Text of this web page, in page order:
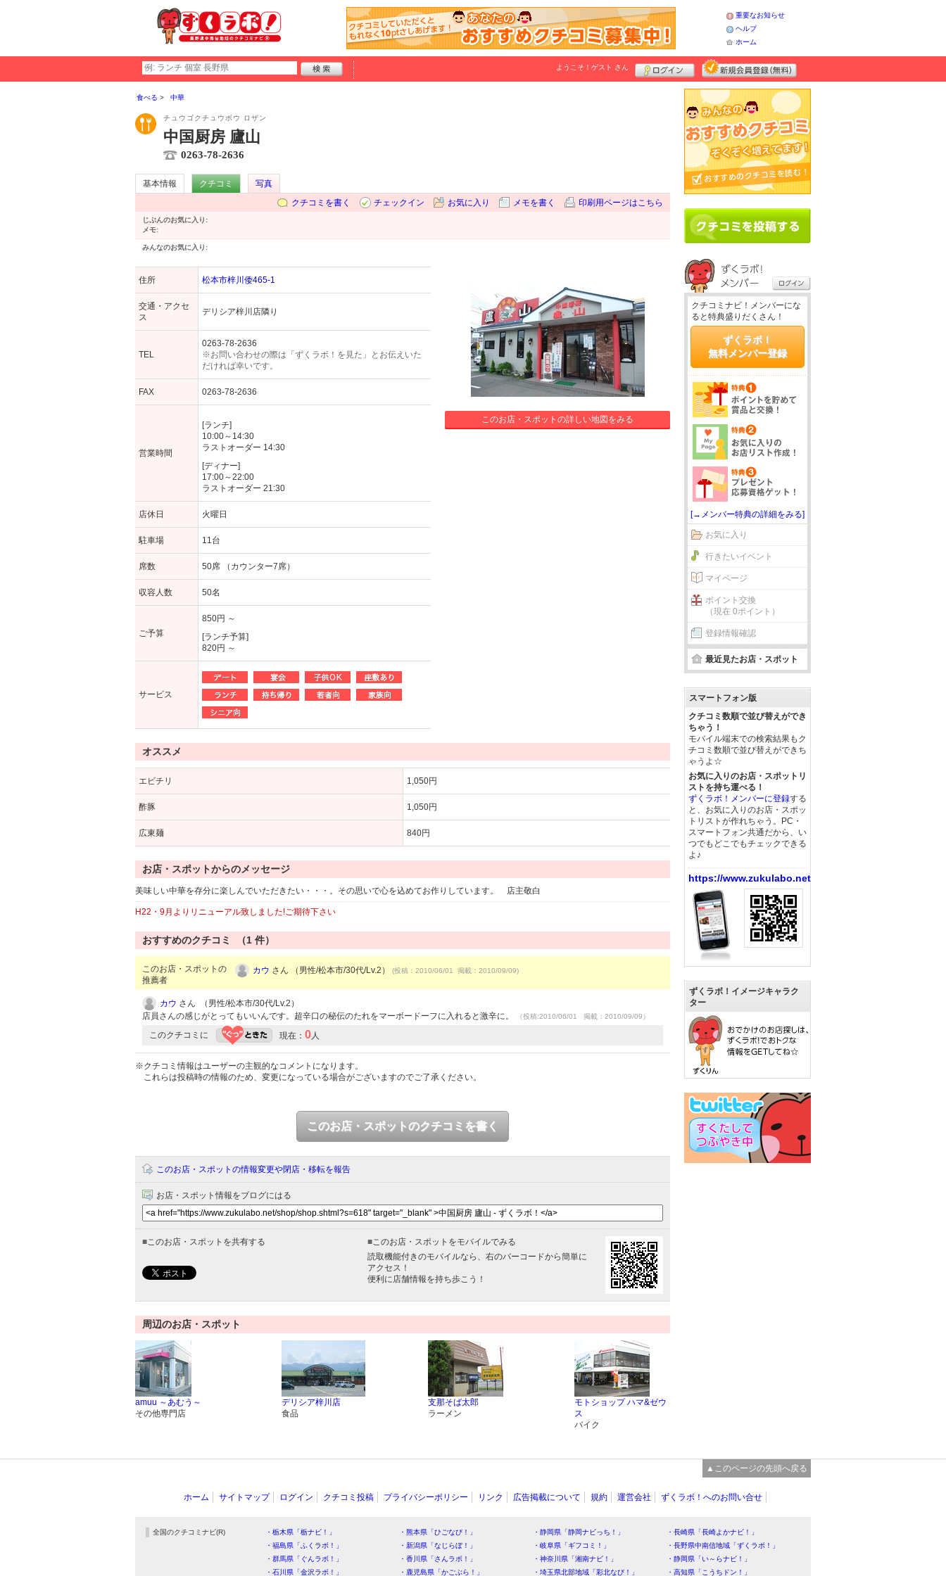
重要なお知らせ
ヘルプ
ホーム
ようこそ！ ゲスト さん
食べる 中華
チュウゴクチュウボウ ロザン
中国厨房 廬山
0263-78-2636
基本情報 クチコミ
写真
クチコミを書く
チェックイン お気に入り メモを書く 印刷用ページはこちら
じぶんのお気に入り:
メモ:
みんなのお気に入り:
住所 松本市梓川倭465-1
交通・アクセ
ス
デリシア梓川店隣り
TEL
0263-78-2636
※お問い合わせの際は「ずくラボ！を見た」とお伝えいた
だければ幸いです。
FAX 0263-78-2636
営業時間
[ランチ]
10:00～14:30
ラストオーダー 14:30
[ディナー]
17:00～22:00
ラストオーダー 21:30
店休日 火曜日
駐車場 11台
席数 50席 （カウンター7席）
収容人数 50名
ご予算
850円 ～
[ランチ予算]
820円 ～
サービス
このお店・スポットの詳しい地図をみる
オススメ
エビチリ 1,050円
酢豚 1,050円
広東麺 840円
お店・スポットからのメッセージ
美味しい中華を存分に楽しんでいただきたい・・・。その思いで心を込めてお作りしています。 店主敬白
H22・9月よりリニューアル致しました!ご期待下さい
おすすめのクチコミ （1 件）
このお店・スポットの
推薦者
カウ さん （男性/松本市/30代/Lv.2） (投稿：2010/06/01 掲載：2010/09/09)
カウ さん （男性/松本市/30代/Lv.2）
店員さんの感じがとってもいいんです。超辛口の秘伝のたれをマーボードーフに入れると激辛に。
（投稿:2010/06/01 掲載：2010/09/09）
このクチコミに 現在： 0人
※クチコミ情報はユーザーの主観的なコメントになります。
これらは投稿時の情報のため、変更になっている場合がございますのでご了承ください。
このお店・スポットのクチコミを書く
このお店・スポットの情報変更や閉店・移転を報告
お店・スポット情報をブログにはる
■このお店・スポットを共有する ■このお店・スポットをモバイルでみる
読取機能付きのモバイルなら、右のバーコードから簡単に
アクセス！
便利に店舗情報を持ち歩こう！
周辺のお店・スポット
amuu ～あむう～
その他専門店
デリシア梓川店
食品
支那そば太郎
ラーメン
モトショップ ハマ&ゼウ
ス
バイク
クチコミナビ！メンバーにな
ると特典盛りだくさん！
ずくラボ！
無料メンバー登録
[→メンバー特典の詳細をみる]
お気に入り
行きたいイベント
マイページ
ポイント交換
（現在 0ポイント）
登録情報確認
最近見たお店・スポット
スマートフォン版
クチコミ数順で並び替えができ
ちゃう！
モバイル端末での検索結果もク
チコミ数順で並び替えができち
ゃうよ☆
お気に入りのお店・スポットリ
ストを持ち運べる！
ずくラボ！メンバーに登録する
と、お気に入りのお店・スポッ
トリストが作れちゃう。PC・
スマートフォン共通だから、い
つでもどこでもチェックできる
よ♪
https://www.zukulabo.net/
ずくラボ！イメージキャラク
ター
▲このページの先頭へ戻る
ホーム サイトマップ ログイン クチコミ投稿 プライバシーポリシー リンク 広告掲載について 規約 運営会社 ずくラボ！へのお問い合せ
全国のクチコミナビ(R) ・栃木県「栃ナビ！」 ・熊本県「ひごなび！」 ・静岡県「静岡ナビっち！」
・長崎県「長崎よかナビ！」
・福島県「ふくラボ！」
・新潟県「なじらぼ！」 ・岐阜県「ギフコミ！」
・長野県中南信地域「ずくラボ！」
・群馬県「ぐんラボ！」
・香川県「さんラボ！」 ・神奈川県「湘南ナビ！」
・静岡県「い～らナビ！」
・石川県「金沢ラボ！」
・鹿児島県「かごぶら！」 ・埼玉県北部地域「彩北なび！」 ・高知県「こうちドン！」